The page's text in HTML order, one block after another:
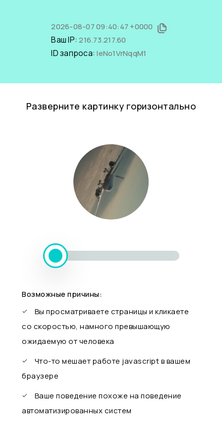
2026-08-07 09:40:47 +0000
Ваш IP:216.73.217.60
ID запроса:leNo1VrNqqM1
Разверните картинку горизонтально
Возможные причины:
Вы просматриваете страницы и кликаете
со скоростью, намного превышающую
ожидаемую от человека
Что-то мешает работе javascript в вашем
браузере
Ваше поведение похоже на поведение
автоматизированных систем